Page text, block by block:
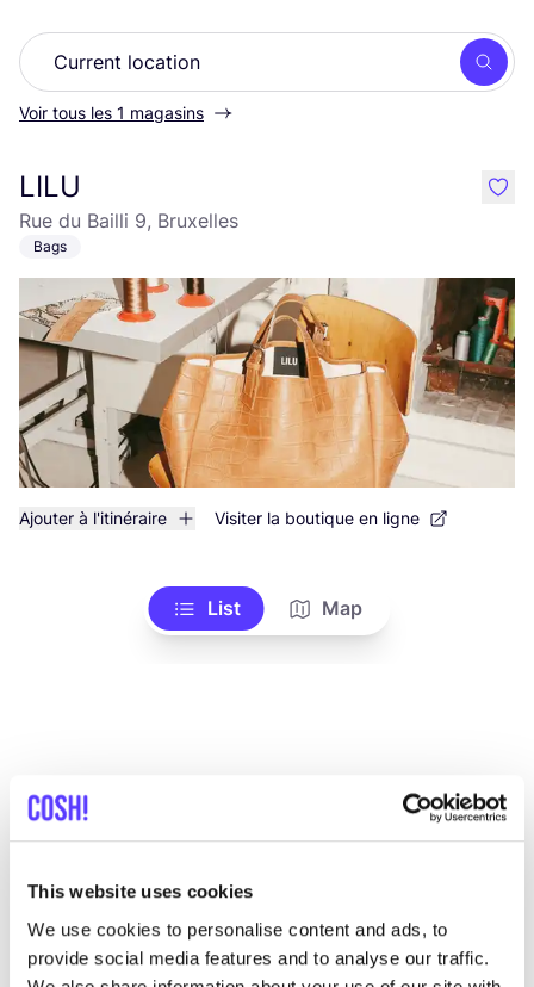
This website uses cookies
We use cookies to personalise content and ads, to
provide social media features and to analyse our traffic.
Voir tous les 1 magasins
LILU
Rue du Bailli 9, Bruxelles
Bags
Ajouter à l'itinéraire Visiter la boutique en ligne
like
List Map
Autres marques
C